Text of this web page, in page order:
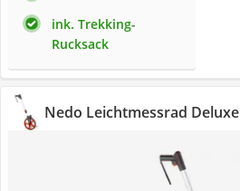
ink. Trekking-
Rucksack
Nedo Leichtmessrad Deluxe